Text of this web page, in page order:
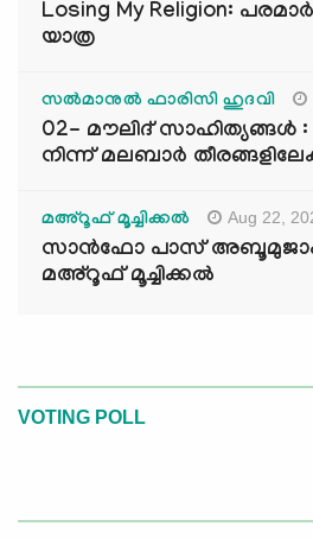
Losing My Religion:
യാത്ര
സൽമാനുൽ ഫാരിസി ഹുദവി
02- മൗലിദ്
നിന്ന് മലബാർ
മഅ്റൂഫ് മൂച്ചിക്കല്‍ Aug 22,
സാൻഫോ പാസ്
മഅ്റൂഫ് മൂച്ചിക്കല്‍
VOTING POLL